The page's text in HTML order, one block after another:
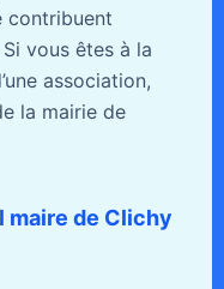
contribuent
vous êtes à la
association,
la mairie de
maire de Clichy